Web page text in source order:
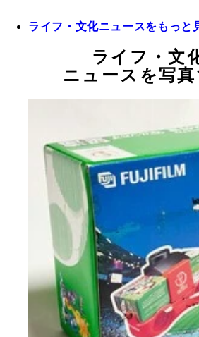
ライフ・文化ニュースをもっと
ライフ・文
ニュースを写